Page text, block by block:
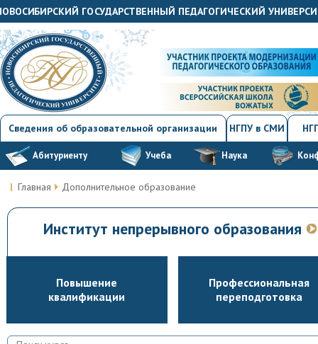
ГОСУДАРСТВЕННЫЙ ПЕДАГОГИЧЕСКИЙ
Сведения об образовательной организации НГПУ в СМИ
Абитуриенту Учеба Наука
Главная Дополнительное образование
Институт непрерывного образования
Повышение
квалификации
Профессиональная
переподготовка